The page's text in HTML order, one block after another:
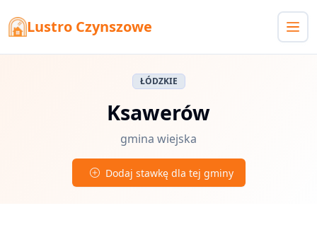
Lustro Czynszowe
ŁÓDZKIE
Ksawerów
gmina wiejska
Dodaj stawkę dla tej gminy